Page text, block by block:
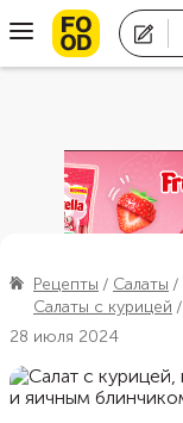
Рецепты Салаты
Салаты с курицей
28 июля 2024